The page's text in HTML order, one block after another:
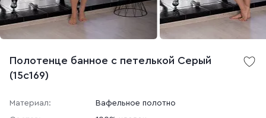
Полотенце банное с петелькой Серый
(15с169)
Материал:
Вафельное полотно